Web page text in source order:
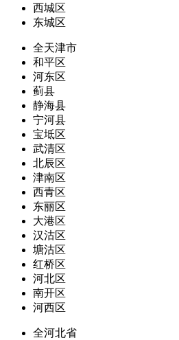
西城区
东城区
全天津市
和平区
河东区
蓟县
静海县
宁河县
宝坻区
武清区
北辰区
津南区
西青区
东丽区
大港区
汉沽区
塘沽区
红桥区
河北区
南开区
河西区
全河北省